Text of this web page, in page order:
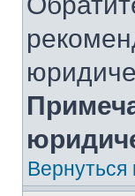
Вернуться